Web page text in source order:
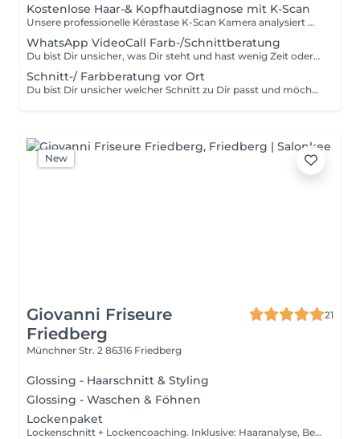
Kostenlose Haar-& Kopfhautdiagnose mit K-Scan
Unsere professionelle Kérastase K-Scan Kamera analysiert Haar und Kopfhaut mit bis zu 100-facher Vergrößerung. So erkennen wir genau, was Dein Haar wirklich braucht. Buche jetzt Deine individuelle Haar- und Kopfhautanalyse und erhalte eine maßgeschneiderte Pflegeempfehlung, perfekt abgestimmt auf Deine Bedürfnisse.
WhatsApp VideoCall Farb-/Schnittberatung
Du bist Dir unsicher, was Dir steht und hast wenig Zeit oder wohnst nicht in der Nähe? Dann buche bequem Deine Online Beratung.
Schnitt-/ Farbberatung vor Ort
Du bist Dir unsicher welcher Schnitt zu Dir passt und möchtest uns erstmal kennenlernen? Dann buche Dich ein für ein kostenloses 15 minütiges Beratungsgespräch oder füge es zu Deiner Buchung hinzu, falls Du davon ausgehst dass die Beratung etwas länger bei Dir dauern könnte. ;-)
New
Giovanni Friseure
Friedberg
21
Münchner Str. 2 86316 Friedberg
Glossing - Haarschnitt & Styling
Glossing - Waschen & Föhnen
Lockenpaket
Lockenschnitt + Lockencoaching. Inklusive: Haaranalyse, Beratung, individueller Lockenschnitt, Detox-Wäsche, Intensiv Maske, Diffusor-Styling, Pflege & Stylingberatung. Bitte mit frisch gewaschenen Haaren kommen, ohne Zopf.